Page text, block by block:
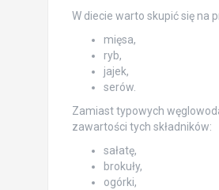
W diecie warto skupić się na
mięsa,
ryb,
jajek,
serów.
Zamiast typowych
zawartości tych składników:
sałatę,
brokuły,
ogórki,